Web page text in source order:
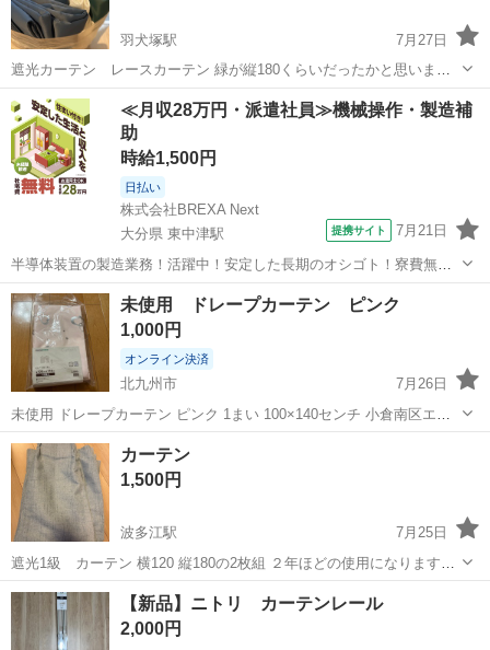
羽犬塚駅
7月27日
遮光カーテン レースカーテン 緑が縦180くらいだったかと思いま
す。 青が縦120だったと。 動物飼っていません 子供が1人います 汚れ
や大きさ、色など確認していただいて大丈夫です 写真じゃわかりにく
いと思うので😵‍💫 ...
福岡 八女市 羽犬塚駅 カーテン、ブラインド
≪月収28万円・派遣社員≫機械操作・製造補
助
時給1,500円
日払い
株式会社BREXA Next
大分県 東中津駅
提携サイト 7月21日
半導体装置の製造業務！活躍中！安定した長期のオシゴト！寮費無料
★赴任旅費会社負担◎20代～40代の男性活躍中★未経験活躍中！高時
給1,500円！《大分県中津市》 人気の工場のお仕事 ◇半導体装置内部
のシート製造◇ ＊クリー...
大分 中津市 東中津駅 その他
未使用 ドレープカーテン ピンク
1,000円
オンライン決済
北九州市
7月26日
未使用 ドレープカーテン ピンク 1まい 100×140センチ 小倉南区エデ
ィオンかサニーサイドモール 朽網ゆめマートにて ご希望の日時をお知
らせください
福岡 北九州市
カーテン
1,500円
波多江駅
7月25日
遮光1級 カーテン 横120 縦180の2枚組 ２年ほどの使用になります。
洗濯してお渡しします。 傷等はなく綺麗な状態かと思います。 喫煙者
なし、猫飼いです。
福岡 糸島市 波多江駅 カーテン、ブラインド
【新品】ニトリ カーテンレール
2,000円